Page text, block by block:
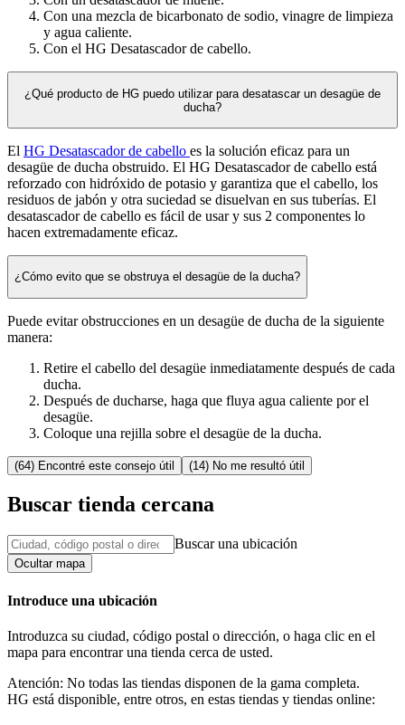
Con una mezcla de bicarbonato de sodio, vinagre de limpieza
y agua caliente.
Con el HG Desatascador de cabello.
¿Qué producto de HG puedo utilizar para desatascar un desagüe de
ducha?
El HG Desatascador de cabello es la solución eficaz para un
desagüe de ducha obstruido. El HG Desatascador de cabello está
reforzado con hidróxido de potasio y garantiza que el cabello, los
residuos de jabón y otra suciedad se disuelvan en sus tuberías. El
desatascador de cabello es fácil de usar y sus 2 componentes lo
hacen extremadamente eficaz.
¿Cómo evito que se obstruya el desagüe de la ducha?
Puede evitar obstrucciones en un desagüe de ducha de la siguiente
manera:
Retire el cabello del desagüe inmediatamente después de cada
ducha.
Después de ducharse, haga que fluya agua caliente por el
desagüe.
Coloque una rejilla sobre el desagüe de la ducha.
(64) Encontré este consejo útil (14) No me resultó útil
Buscar tienda cercana
Buscar una ubicación
Ocultar mapa
Introduce una ubicación
Introduzca su ciudad, código postal o dirección, o haga clic en el
mapa para encontrar una tienda cerca de usted.
Atención: No todas las tiendas disponen de la gama completa.
HG está disponible, entre otros, en estas tiendas y tiendas online: